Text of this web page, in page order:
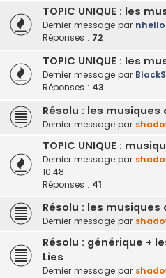
TOPIC UNIQUE : les
Dernier message par nhello
Réponses : 72
TOPIC UNIQUE : les
Dernier message par
Réponses : 43
Résolu : les musiques
Dernier message par
TOPIC UNIQUE :
Dernier message par
10:48
Réponses : 41
Résolu : les
Dernier message par
Résolu : générique +
Lies
Dernier message par